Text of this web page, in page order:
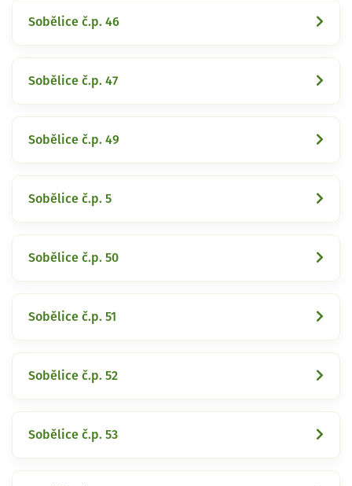
Sobělice č.p. 46
Sobělice č.p. 47
Sobělice č.p. 49
Sobělice č.p. 5
Sobělice č.p. 50
Sobělice č.p. 51
Sobělice č.p. 52
Sobělice č.p. 53